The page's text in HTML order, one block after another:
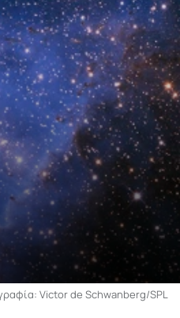
Victor de Schwanberg/SPL